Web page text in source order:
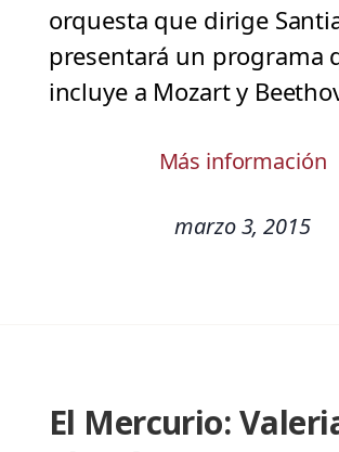
orquesta que dirige
presentará un programa
incluye a Mozart y
Más información
marzo 3, 2015
El Mercurio: